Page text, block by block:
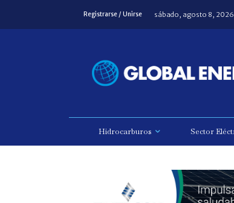
Registrarse / Unirse sábado, agosto 8, 2026
Hidrocarburos Sector